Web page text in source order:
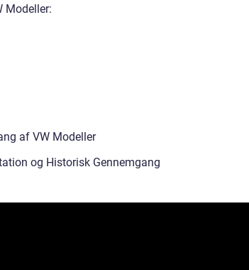
Modeller:
af VW Modeller
og Historisk Gennemgang